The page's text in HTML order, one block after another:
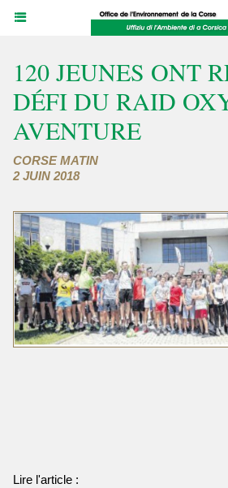
120 JEUNES ONT
DÉFI DU RAID
AVENTURE
CORSE MATIN
2 JUIN 2018
Lire l'article :